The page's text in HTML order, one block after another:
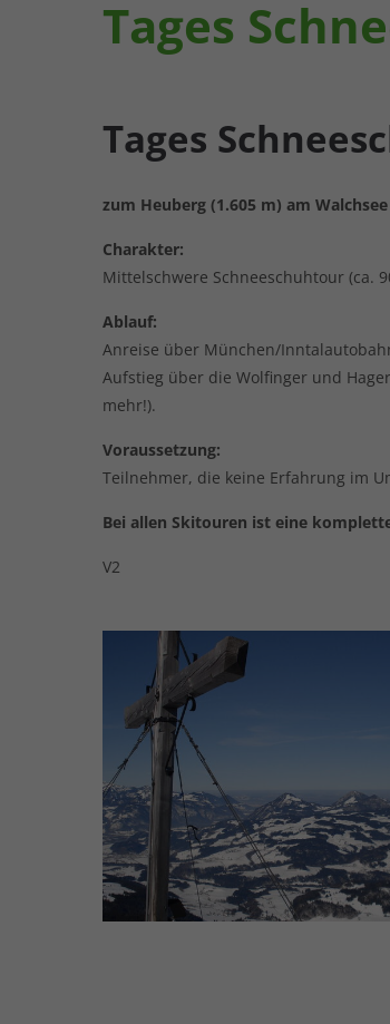
Tages
Tages
zum Heuberg (1.605 m) am
Charakter:
Mittelschwere Schneeschuhtour (ca.
Ablauf:
Anreise über München/
Aufstieg über die Wolfinger und
mehr!).
Voraussetzung:
Teilnehmer, die keine Erfahrung im
Bei allen Skitouren ist eine
V2